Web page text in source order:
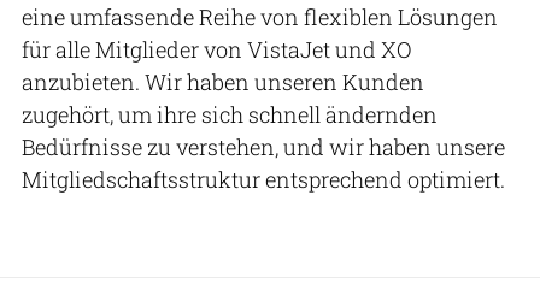
eine umfassende Reihe von flexiblen Lösungen
für alle Mitglieder von VistaJet und XO
anzubieten. Wir haben unseren Kunden
zugehört, um ihre sich schnell ändernden
Bedürfnisse zu verstehen, und wir haben unsere
Mitgliedschaftsstruktur entsprechend optimiert.